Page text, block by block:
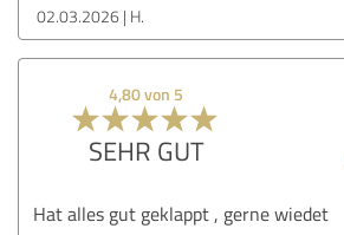
02.03.2026 H.
4,80 von 5
SEHR GUT
Hat alles gut geklappt , gerne wiedet